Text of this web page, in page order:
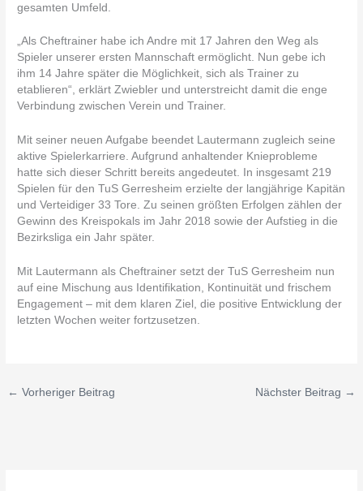
gesamten Umfeld.
„Als Cheftrainer habe ich Andre mit 17 Jahren den Weg als
Spieler unserer ersten Mannschaft ermöglicht. Nun gebe ich
ihm 14 Jahre später die Möglichkeit, sich als Trainer zu
etablieren“, erklärt Zwiebler und unterstreicht damit die enge
Verbindung zwischen Verein und Trainer.
Mit seiner neuen Aufgabe beendet Lautermann zugleich seine
aktive Spielerkarriere. Aufgrund anhaltender Knieprobleme
hatte sich dieser Schritt bereits angedeutet. In insgesamt 219
Spielen für den TuS Gerresheim erzielte der langjährige Kapitän
und Verteidiger 33 Tore. Zu seinen größten Erfolgen zählen der
Gewinn des Kreispokals im Jahr 2018 sowie der Aufstieg in die
Bezirksliga ein Jahr später.
Mit Lautermann als Cheftrainer setzt der TuS Gerresheim nun
auf eine Mischung aus Identifikation, Kontinuität und frischem
Engagement – mit dem klaren Ziel, die positive Entwicklung der
letzten Wochen weiter fortzusetzen.
← Vorheriger Beitrag Nächster Beitrag →